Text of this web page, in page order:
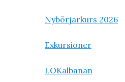
Nybörjarkurs 2026
Exkursioner
LOKalbanan